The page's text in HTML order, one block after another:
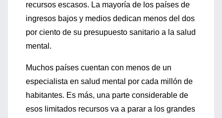
recursos escasos. La mayoría de los países de
ingresos bajos y medios dedican menos del dos
por ciento de su presupuesto sanitario a la salud
mental.
Muchos países cuentan con menos de un
especialista en salud mental por cada millón de
habitantes. Es más, una parte considerable de
esos limitados recursos va a parar a los grandes